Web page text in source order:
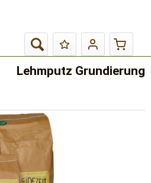
Lehmputz Grundierung